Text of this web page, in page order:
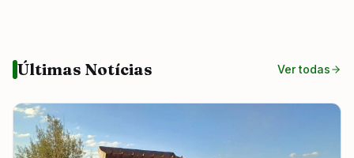
Últimas Notícias Ver todas